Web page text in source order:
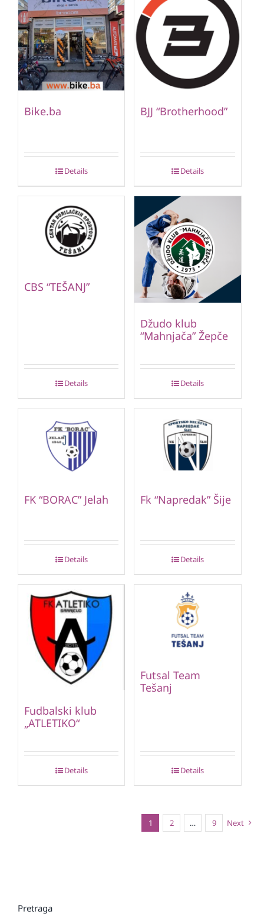
Bike.ba
Details
BJJ “Brotherhood”
Details
CBS “TEŠANJ”
Details
Džudo klub
“Mahnjača” Žepče
Details
FK “BORAC” Jelah
Details
Fk “Napredak” Šije
Details
Fudbalski klub
„ATLETIKO“
Details
Futsal Team
Tešanj
Details
1 2 … 9 Next
Pretraga